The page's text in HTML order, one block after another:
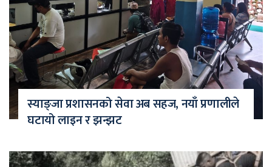
स्याङ्जा प्रशासनको सेवा अब सहज, नयाँ प्रणालीले
घटायो लाइन र झन्झट